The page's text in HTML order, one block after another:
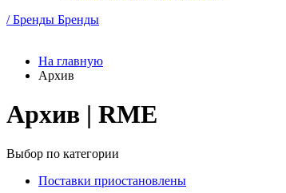
/ Бренды Бренды
На главную
Архив
Архив | RME
Выбор по категории
Поставки приостановлены